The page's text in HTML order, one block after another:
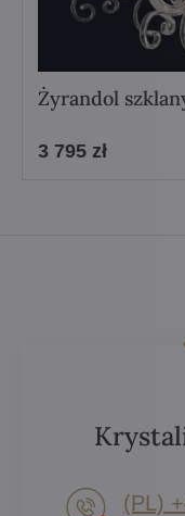
Żyrandol
3 795 zł
(PL)